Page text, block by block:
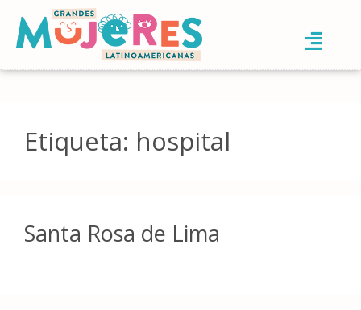
Etiqueta: hospital
Santa Rosa de Lima